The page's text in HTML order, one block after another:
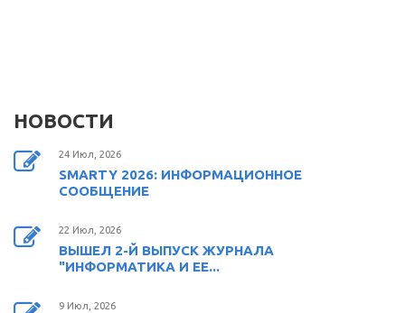
НОВОСТИ
24 Июл, 2026
SMARTY 2026: ИНФОРМАЦИОННОЕ
СООБЩЕНИЕ
22 Июл, 2026
ВЫШЕЛ 2-Й ВЫПУСК ЖУРНАЛА
"ИНФОРМАТИКА И ЕЕ...
9 Июл, 2026